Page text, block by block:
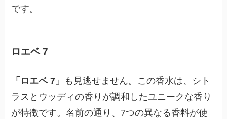
です。
ロエベ 7
「ロエベ 7」
も見逃せません。この香水は、シト
ラスとウッディの香りが調和したユニークな香り
が特徴です。名前の通り、7つの異なる香料が使